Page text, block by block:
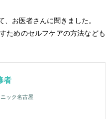
お医者さんに聞きました。
ためのセルフケアの方法なども
者
ック名古屋